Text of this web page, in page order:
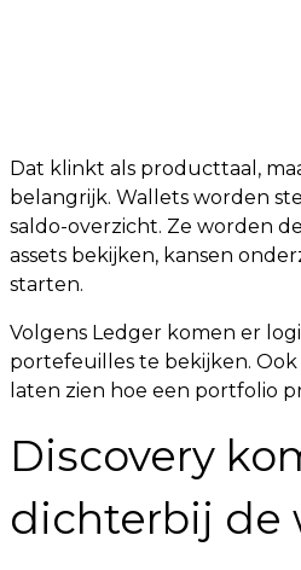
Dat klinkt als producttaal,
belangrijk. Wallets worden
saldo-overzicht. Ze worden
assets bekijken, kansen
starten.
Volgens Ledger komen er
portefeuilles te bekijken.
laten zien hoe een portfolio
Discovery
dichterbij de